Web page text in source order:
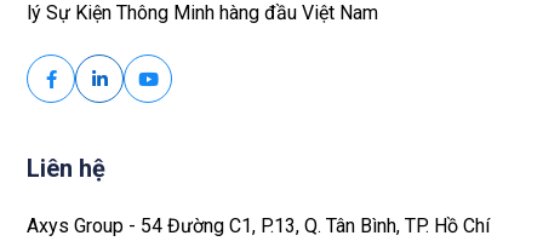
lý Sự Kiện Thông Minh hàng đầu Việt Nam
Liên hệ
Axys Group - 54 Đường C1, P.13, Q. Tân Bình, TP. Hồ Chí